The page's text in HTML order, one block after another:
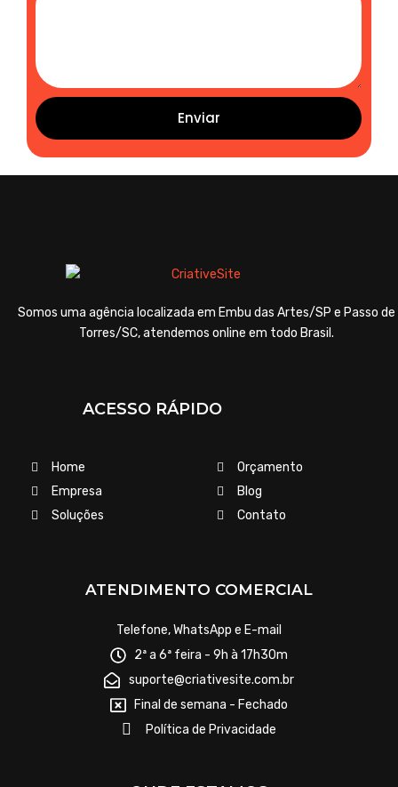
Enviar
Somos uma agência localizada em Embu das Artes/SP e Passo de
Torres/SC, atendemos online em todo Brasil.
ACESSO RÁPIDO
Home
Empresa
Soluções
Orçamento
Blog
Contato
ATENDIMENTO COMERCIAL
Telefone, WhatsApp e E-mail
2ª a 6ª feira - 9h à 17h30m
suporte@criativesite.com.br
Final de semana - Fechado
Política de Privacidade